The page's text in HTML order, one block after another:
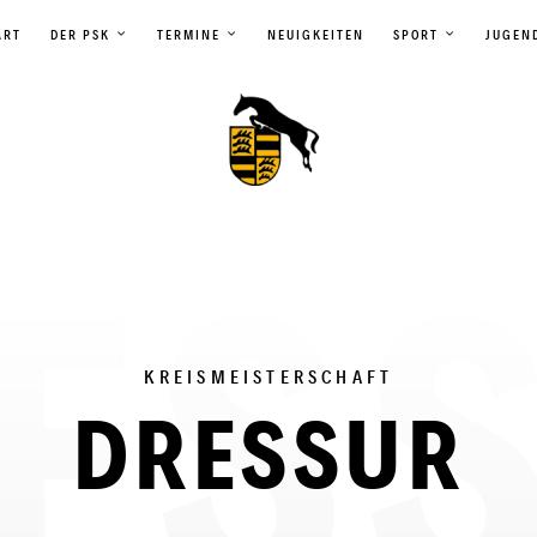
DER PSK TERMINE NEUIGKEITEN SPORT
KREISMEISTERSCHAFT
DRESSUR